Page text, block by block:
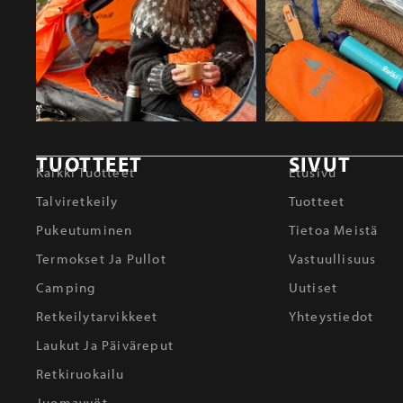
TUOTTEET
Kaikki Tuotteet
Talviretkeily
Pukeutuminen
Termokset Ja Pullot
Camping
Retkeilytarvikkeet
Laukut Ja Päiväreput
Retkiruokailu
SIVUT
Etusivu
Tuotteet
Tietoa Meistä
Vastuullisuus
Uutiset
Yhteystiedot